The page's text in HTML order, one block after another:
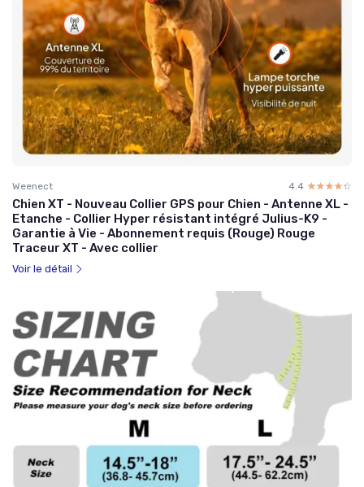
Weenect 4.4 ☆☆☆☆☆
★★★★★
Chien XT - Nouveau Collier GPS pour Chien - Antenne XL -
Etanche - Collier Hyper résistant intégré Julius-K9 -
Garantie à Vie - Abonnement requis (Rouge) Rouge
Traceur XT - Avec collier
Voir le détail